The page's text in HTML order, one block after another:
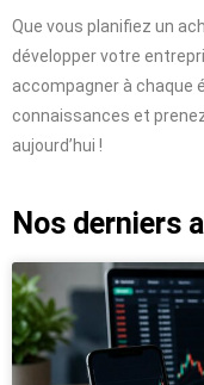
Que vous planifiez un
développer votre
accompagner à chaque
connaissances et
aujourd’hui !
Nos derniers